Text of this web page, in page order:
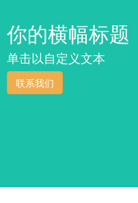
你的横幅标题
单击以自定义文本
联系我们